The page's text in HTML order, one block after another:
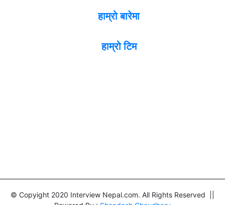
हाम्रो बारेमा
हाम्रो टिम
© Copyight 2020 Interview Nepal.com. All Rights Reserved ||